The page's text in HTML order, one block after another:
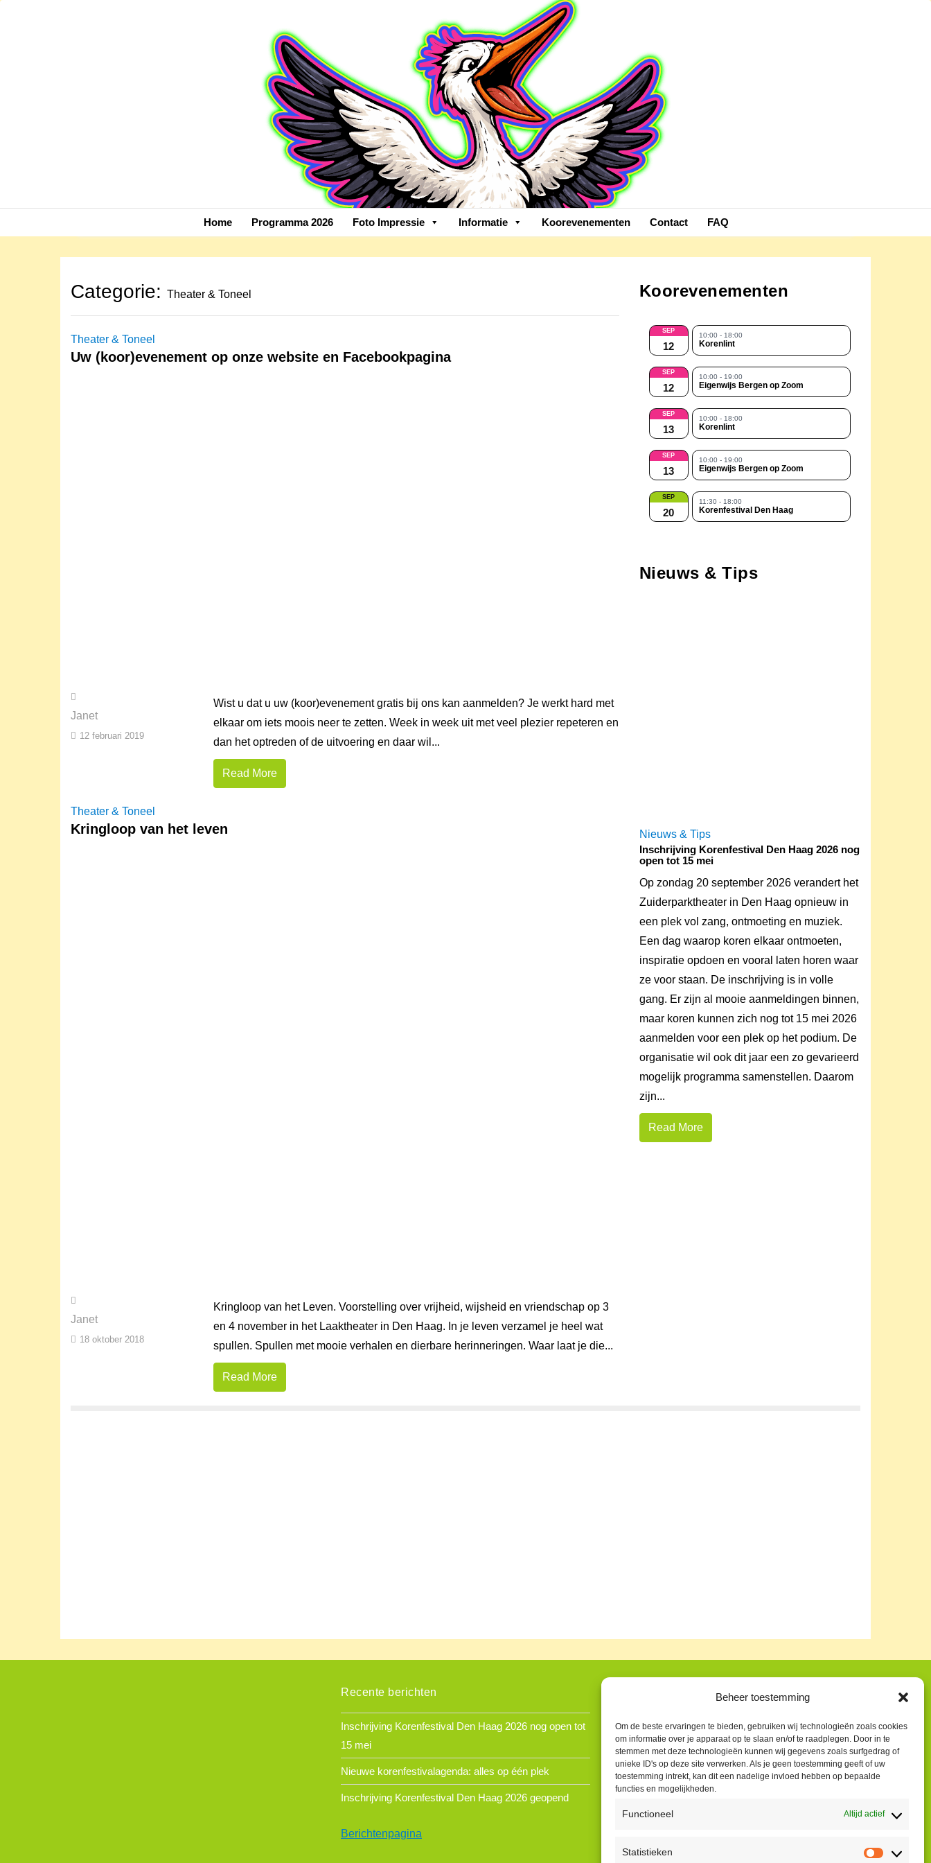
Beheer toestemming
Om de beste ervaringen te bieden, gebruiken wij technologieën zoals cookies
om informatie over je apparaat op te slaan en/of te raadplegen. Door in te
stemmen met deze technologieën kunnen wij gegevens zoals surfgedrag of
unieke ID's op deze site verwerken. Als je geen toestemming geeft of uw
toestemming intrekt, kan dit een nadelige invloed hebben op bepaalde
functies en mogelijkheden.
Functioneel Altijd actief
Statistieken
Home Programma 2026 Foto Impressie Informatie Koorevenementen Contact FAQ
Categorie: Theater & Toneel
Theater & Toneel
Uw (koor)evenement op onze website en Facebookpagina
Janet
12 februari 2019
Wist u dat u uw (koor)evenement gratis bij ons kan aanmelden? Je werkt hard met
elkaar om iets moois neer te zetten. Week in week uit met veel plezier repeteren en
dan het optreden of de uitvoering en daar wil...
Read More
Theater & Toneel
Kringloop van het leven
Janet
18 oktober 2018
Kringloop van het Leven. Voorstelling over vrijheid, wijsheid en vriendschap op 3
en 4 november in het Laaktheater in Den Haag. In je leven verzamel je heel wat
spullen. Spullen met mooie verhalen en dierbare herinneringen. Waar laat je die...
Read More
Koorevenementen
SEP
12
10:00 - 18:00
Korenlint
SEP
12
10:00 - 19:00
Eigenwijs Bergen op Zoom
SEP
13
10:00 - 18:00
Korenlint
SEP
13
10:00 - 19:00
Eigenwijs Bergen op Zoom
SEP
20
11:30 - 18:00
Korenfestival Den Haag
Nieuws & Tips
Nieuws & Tips
Inschrijving Korenfestival Den Haag 2026 nog
open tot 15 mei
Op zondag 20 september 2026 verandert het
Zuiderparktheater in Den Haag opnieuw in
een plek vol zang, ontmoeting en muziek.
Een dag waarop koren elkaar ontmoeten,
inspiratie opdoen en vooral laten horen waar
ze voor staan. De inschrijving is in volle
gang. Er zijn al mooie aanmeldingen binnen,
maar koren kunnen zich nog tot 15 mei 2026
aanmelden voor een plek op het podium. De
organisatie wil ook dit jaar een zo gevarieerd
mogelijk programma samenstellen. Daarom
zijn...
Read More
Recente berichten
Inschrijving Korenfestival Den Haag 2026 nog open tot
15 mei
Nieuwe korenfestivalagenda: alles op één plek
Inschrijving Korenfestival Den Haag 2026 geopend
Berichtenpagina
Peter Vergroesen
06 55913319
korenfestivaldenhaag@gmail.com